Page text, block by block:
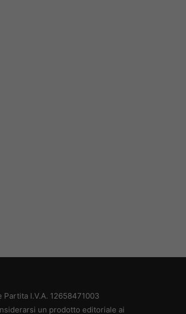
Partita I.V.A. 12658471003
un prodotto editoriale ai